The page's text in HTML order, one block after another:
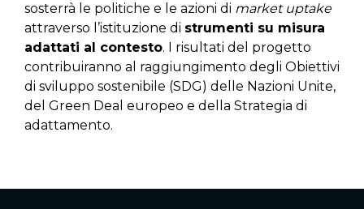
sosterrà le politiche e le azioni di market uptake
attraverso l’istituzione di strumenti su misura
adattati al contesto. I risultati del progetto
contribuiranno al raggiungimento degli Obiettivi
di sviluppo sostenibile (SDG) delle Nazioni Unite,
del Green Deal europeo e della Strategia di
adattamento.